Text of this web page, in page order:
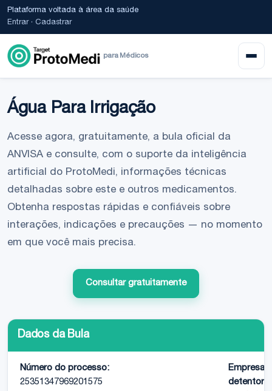
Plataforma voltada à área da saúde
Entrar· Cadastrar
para Médicos
Água Para Irrigação
Acesse agora, gratuitamente, a bula oficial da
ANVISA e consulte, com o suporte da inteligência
artificial do ProtoMedi, informações técnicas
detalhadas sobre este e outros medicamentos.
Obtenha respostas rápidas e confiáveis sobre
interações, indicações e precauções — no momento
em que você mais precisa.
Consultar gratuitamente
Dados da Bula
Número do processo:
25351347969201575
Empresa
detentora